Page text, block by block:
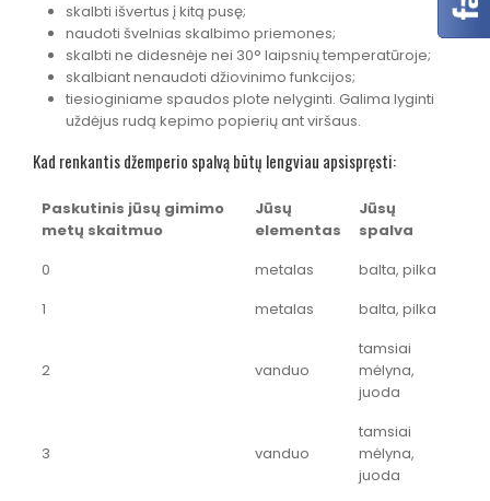
skalbti išvertus į kitą pusę;
naudoti švelnias skalbimo priemones;
skalbti ne didesnėje nei 30° laipsnių temperatūroje;
skalbiant nenaudoti džiovinimo funkcijos;
tiesioginiame spaudos plote nelyginti. Galima lyginti
uždėjus rudą kepimo popierių ant viršaus.
Kad renkantis džemperio spalvą būtų lengviau apsispręsti:
Paskutinis jūsų gimimo
metų skaitmuo
Jūsų
elementas
Jūsų
spalva
0
metalas
balta, pilka
1
metalas balta, pilka
2 vanduo
tamsiai
mėlyna,
juoda
3 vanduo
tamsiai
mėlyna,
juoda